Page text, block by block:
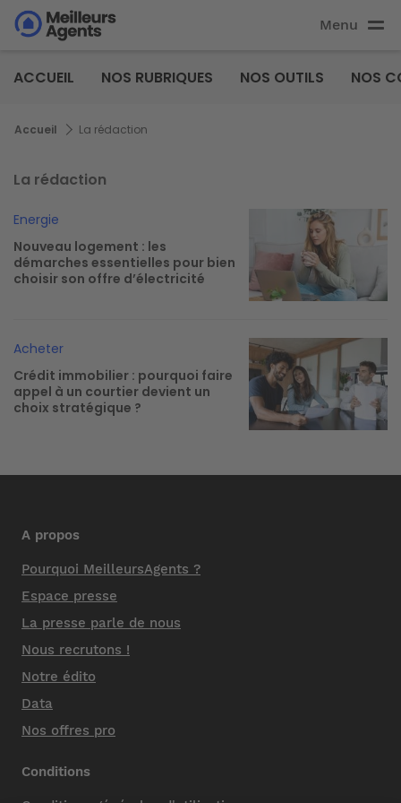
Aller
au
principal
Aller au
principal
Menu
Agents
ACCUEIL NOS RUBRIQUES NOS OUTILS NOS
Fil d'Ariane
Accueil La rédaction
La rédaction
Energie
Nouveau logement : les
démarches essentielles pour bien
choisir son offre d’électricité
Image
Acheter
Crédit immobilier : pourquoi faire
appel à un courtier devient un
choix stratégique ?
A propos
Pourquoi MeilleursAgents ?
Espace presse
La presse parle de nous
Nous recrutons !
Notre édito
Data
Nos offres pro
Conditions